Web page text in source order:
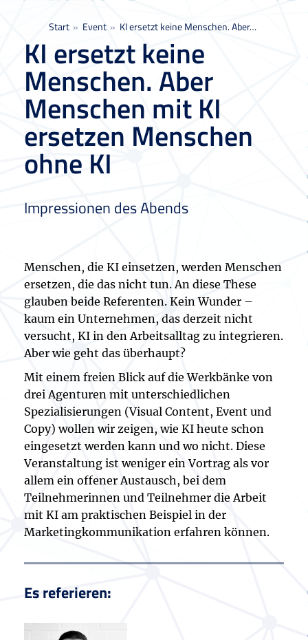
Sie befinden sich hier:
Start Event KI ersetzt keine Menschen. Aber…
KI ersetzt keine
Menschen. Aber
Menschen mit KI
ersetzen Menschen
ohne KI
Impressionen des Abends
Menschen, die KI einsetzen, werden Menschen
ersetzen, die das nicht tun. An diese These
glauben beide Referenten. Kein Wunder –
kaum ein Unternehmen, das derzeit nicht
versucht, KI in den Arbeitsalltag zu integrieren.
Aber wie geht das überhaupt?
Mit einem freien Blick auf die Werkbänke von
drei Agenturen mit unterschiedlichen
Spezialisierungen (Visual Content, Event und
Copy) wollen wir zeigen, wie KI heute schon
eingesetzt werden kann und wo nicht. Diese
Veranstaltung ist weniger ein Vortrag als vor
allem ein offener Austausch, bei dem
Teilnehmerinnen und Teilnehmer die Arbeit
mit KI am praktischen Beispiel in der
Marketingkommunikation erfahren können.
Es referieren: